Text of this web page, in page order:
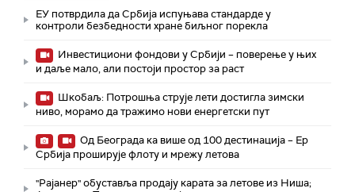
ЕУ потврдила да Србија испуњава стандарде у
контроли безбедности хране биљног порекла
Инвестициони фондови у Србији – поверење у њих
и даље мало, али постоји простор за раст
Шкобаљ: Потрошња струје лети достигла зимски
ниво, морамо да тражимо нови енергетски пут
Од Београда ка више од 100 дестинација – Ер
Србија проширује флоту и мрежу летова
"Рајанер" обуставља продају карата за летове из Ниша;